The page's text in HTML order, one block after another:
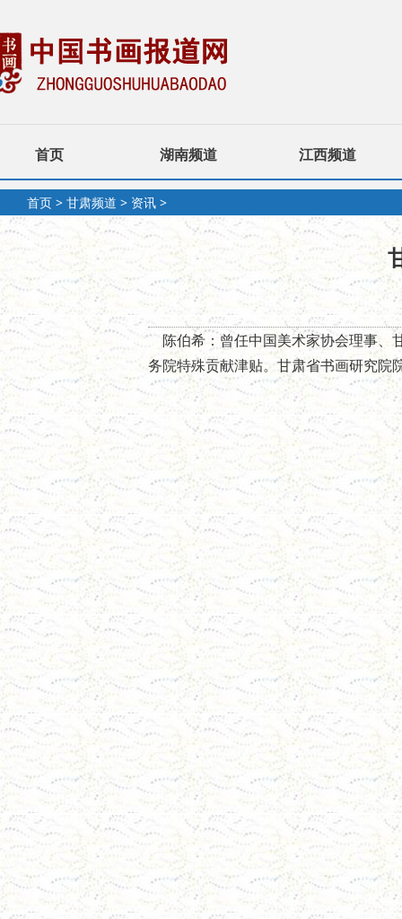
首页 湖南频道 江西频道
首页 > 甘肃频道 > 资讯 >
陈伯希：曾任中国美术家协会理事、
务院特殊贡献津贴。甘肃省书画研究院